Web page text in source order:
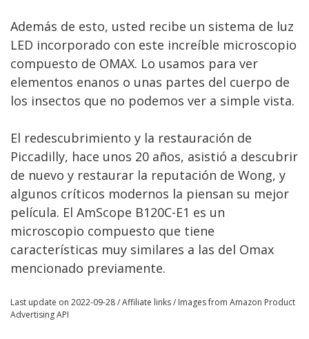
Además de esto, usted recibe un sistema de luz
LED incorporado con este increíble microscopio
compuesto de OMAX. Lo usamos para ver
elementos enanos o unas partes del cuerpo de
los insectos que no podemos ver a simple vista.
El redescubrimiento y la restauración de
Piccadilly, hace unos 20 años, asistió a descubrir
de nuevo y restaurar la reputación de Wong, y
algunos críticos modernos la piensan su mejor
película. El AmScope B120C-E1 es un
microscopio compuesto que tiene
características muy similares a las del Omax
mencionado previamente.
Last update on 2022-09-28 / Affiliate links / Images from Amazon Product
Advertising API